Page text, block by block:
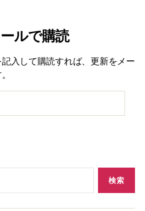
ルで購読
入して購読すれば、更新をメー